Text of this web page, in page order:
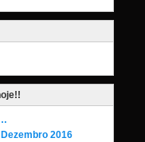
2016